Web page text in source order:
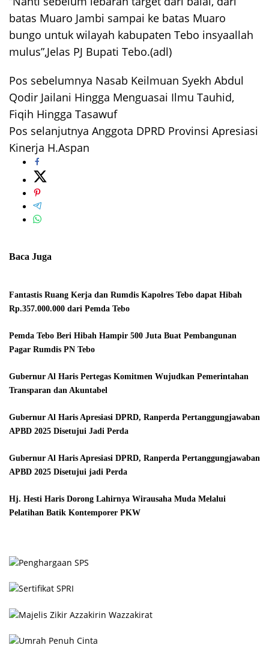
batas Muaro Jambi sampai ke batas Muaro
bungo untuk wilayah kabupaten Tebo insyaallah
mulus”,Jelas PJ Bupati Tebo.(adl)
Navigasi
pos
Pos sebelumnya Nasab Keilmuan Syekh Abdul
Qodir Jailani Hingga Menguasai Ilmu Tauhid,
Fiqih Hingga Tasawuf
Pos selanjutnya Anggota DPRD Provinsi Apresiasi
Kinerja H.Aspan
Baca Juga
Fantastis Ruang Kerja dan Rumdis Kapolres Tebo dapat Hibah
Rp.357.000.000 dari Pemda Tebo
Pemda Tebo Beri Hibah Hampir 500 Juta Buat Pembangunan
Pagar Rumdis PN Tebo
Gubernur Al Haris Pertegas Komitmen Wujudkan Pemerintahan
Transparan dan Akuntabel
Gubernur Al Haris Apresiasi DPRD, Ranperda Pertanggungjawaban
APBD 2025 Disetujui Jadi Perda
Gubernur Al Haris Apresiasi DPRD, Ranperda Pertanggungjawaban
APBD 2025 Disetujui jadi Perda
Hj. Hesti Haris Dorong Lahirnya Wirausaha Muda Melalui
Pelatihan Batik Kontemporer PKW